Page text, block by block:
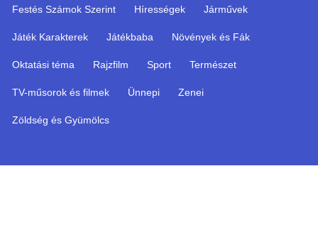
Festés Számok Szerint Hírességek Járművek
Játék Karakterek Játékbaba Növények és Fák
Oktatási téma Rajzfilm Sport Természet
TV-műsorok és filmek Ünnepi Zenei
Zöldség és Gyümölcs